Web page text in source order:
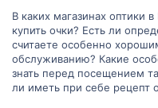
В каких магазинах оптики
купить очки? Есть ли
считаете особенно
обслуживанию? Какие
знать перед посещением
ли иметь при себе рецепт